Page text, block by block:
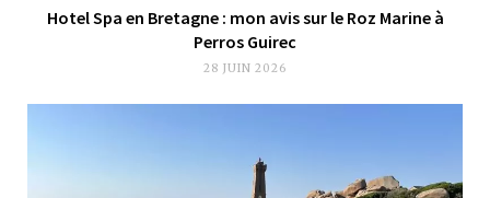
Hotel Spa en Bretagne : mon avis sur le Roz Marine à
Perros Guirec
28 JUIN 2026